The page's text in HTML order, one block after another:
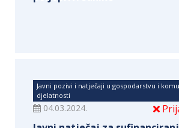
Javni pozivi i natječaji u gospodarstvu i
djelatnosti
04.03.2024.